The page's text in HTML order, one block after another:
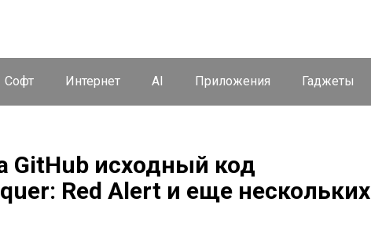
Софт Интернет AI Приложения Гаджеты
GitHub исходный код
Red Alert и еще нескольких